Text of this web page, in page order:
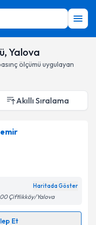
Yalova
ölçümü uygulayan
Akıllı Sıralama
Haritada Göster
Çiftlikköy/Yalova
Et